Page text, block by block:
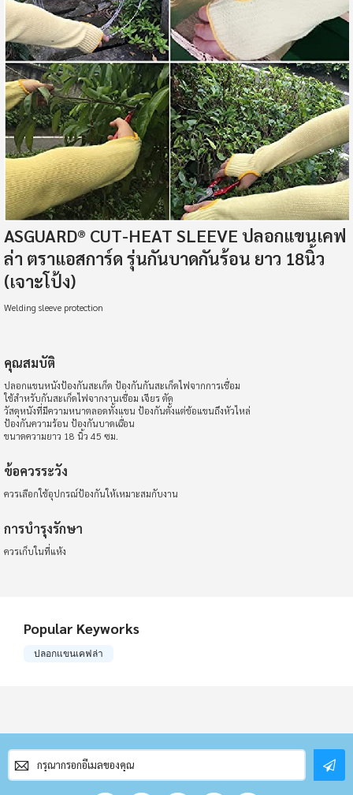
ASGUARD®️ CUT-HEAT SLEEVE ปลอกแขนเคฟ
ล่า ตราแอสการ์ด รุ่นกันบาดกันร้อน ยาว 18นิ้ว
(เจาะโป้ง)
Welding sleeve protection
คุณสมบัติ
ปลอกแขนหนังป้องกันสะเก็ด ป้องกันกันสะเก็ดไฟจากการเชื่อม
ใช้สำหรับกันสะเก็ดไฟจากงานเชื่อม เจียร ตัด
วัสดุหนังที่มีความหนาตลอดทั้งแขน ป้องกันตั้งแต่ข้อแขนถึงหัวไหล่
ป้องกันความร้อน ป้องกันบาดเฉื่อน
ขนาดความยาว 18 นิ้ว 45 ซม.
ข้อควรระวัง
ควรเลือกใช้อุปกรณ์ป้องกันให้เหมาะสมกับงาน
การบำรุงรักษา
ควรเก็บในที่แห้ง
Popular Keyworks
ปลอกแขนเคฟล่า
สมัคร
สมาชิก
จดหมาย